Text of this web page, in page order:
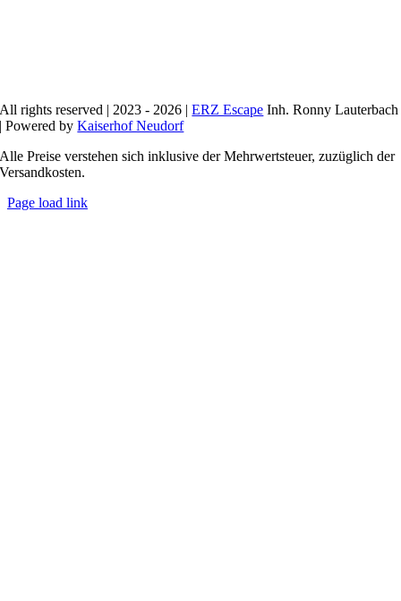
All rights reserved | 2023 - 2026 |ERZ Escape Inh. Ronny Lauterbach
| Powered byKaiserhof Neudorf
Alle Preise verstehen sich inklusive der Mehrwertsteuer, zuzüglich der
Versandkosten.
Page load link